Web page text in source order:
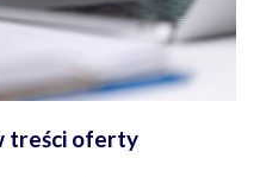
treści oferty